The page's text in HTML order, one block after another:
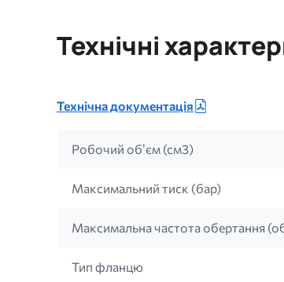
Технічні
Технічна документація
Робочий обʼєм (см3)
Максимальний тиск (бар)
Максимальна частота обертання
Тип фланцю